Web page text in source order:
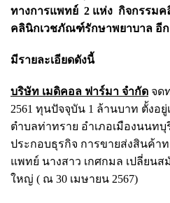
ทางการแพทย์ 2 แห่ง กิจกรรมค
คลินิกเวชภัณฑ์รักษาพยาบาล อีก
มีรายละเอียดดังนี้
บริษัท เมดิคอล ฟาร์มา จำกัด จด
2561 ทุนปัจจุบัน 1 ล้านบาท ตั้งอ
ตำบลท่าทราย อำเภอเมืองนนท
ประกอบธุรกิจ การขายส่งสินค้า
แพทย์ นางสาว เกศกมล เปลี่ยน
ใหญ่ ( ณ 30 เมษายน 2567)